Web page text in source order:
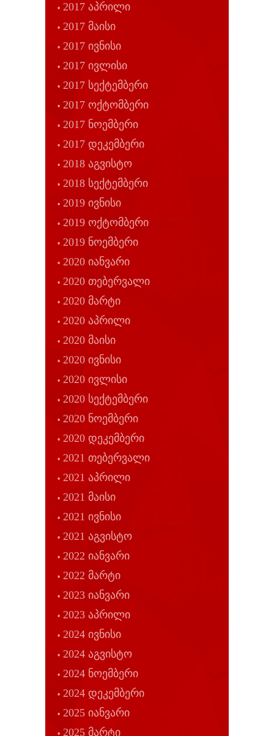
2017 აპრილი
2017 მაისი
2017 ივნისი
2017 ივლისი
2017 სექტემბერი
2017 ოქტომბერი
2017 ნოემბერი
2017 დეკემბერი
2018 აგვისტო
2018 სექტემბერი
2019 ივნისი
2019 ოქტომბერი
2019 ნოემბერი
2020 იანვარი
2020 თებერვალი
2020 მარტი
2020 აპრილი
2020 მაისი
2020 ივნისი
2020 ივლისი
2020 სექტემბერი
2020 ნოემბერი
2020 დეკემბერი
2021 თებერვალი
2021 აპრილი
2021 მაისი
2021 ივნისი
2021 აგვისტო
2022 იანვარი
2022 მარტი
2023 იანვარი
2023 აპრილი
2024 ივნისი
2024 აგვისტო
2024 ნოემბერი
2024 დეკემბერი
2025 იანვარი
2025 მარტი